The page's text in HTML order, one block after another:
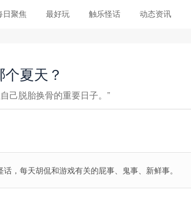
日聚焦 最好玩 触乐怪话 动态资讯
夏天？
己脱胎换骨的重要日子。”
话，每天胡侃和游戏有关的屁事、鬼事、新鲜事。